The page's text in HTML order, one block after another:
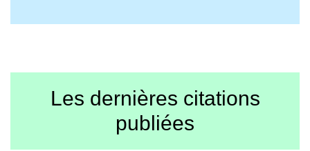
Les dernières citations
publiées